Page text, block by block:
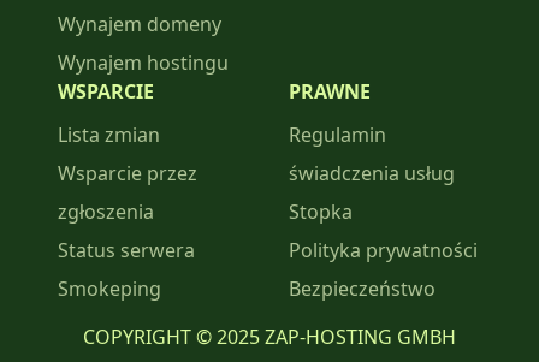
Wynajem domeny
Wynajem hostingu
WSPARCIE
Lista zmian
Wsparcie przez
zgłoszenia
Status serwera
Smokeping
PRAWNE
Regulamin
świadczenia usług
Stopka
Polityka prywatności
Bezpieczeństwo
COPYRIGHT © 2025 ZAP-HOSTING GMBH